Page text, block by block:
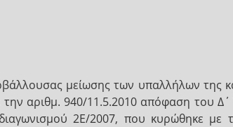
μείωσης των υπαλλήλων της
αριθμ. 940/11.5.2010 απόφαση του
2Ε/2007, που κυρώθηκε με